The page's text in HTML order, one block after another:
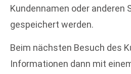
Kundennamen oder anderen
gespeichert werden.
Beim nächsten Besuch des
Informationen dann mit